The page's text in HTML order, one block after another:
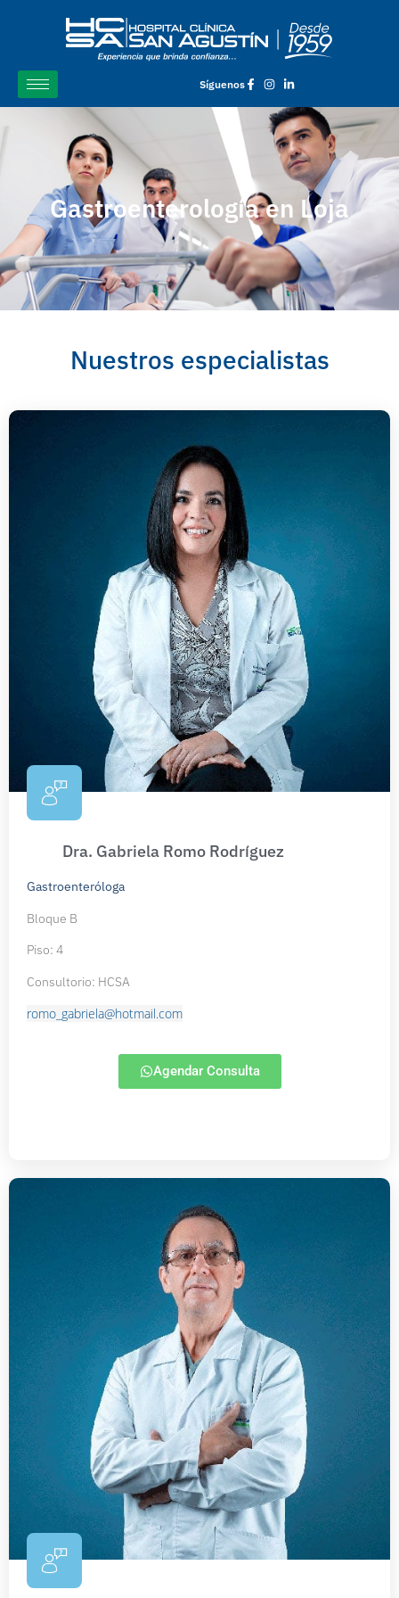
Síguenos
Gastroenterología en Loja
Nuestros especialistas
Dra. Gabriela Romo Rodríguez
Gastroenteróloga
Bloque B
Piso: 4
Consultorio: HCSA
romo_gabriela@hotmail.com
Agendar Consulta